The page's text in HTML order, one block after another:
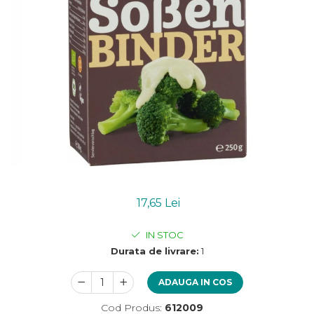
Mixuri bio si blaturi
Ciocolata, cacao si cafea
Cafea bio din cereale
Ciocolata bio
Condimente si supe bio
Condimente bio
Dulceata si creme bio
Compoturi bio
Creme bio din nuci si alune
17,65 Lei
IN STOC
Durata de livrare: 1
ADAUGA IN COS
Cod Produs: 612009